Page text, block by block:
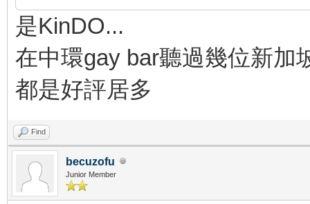
是KinDO...
在中環gay bar聽過幾位新加
都是好評居多
Find
becuzofu
Junior Member